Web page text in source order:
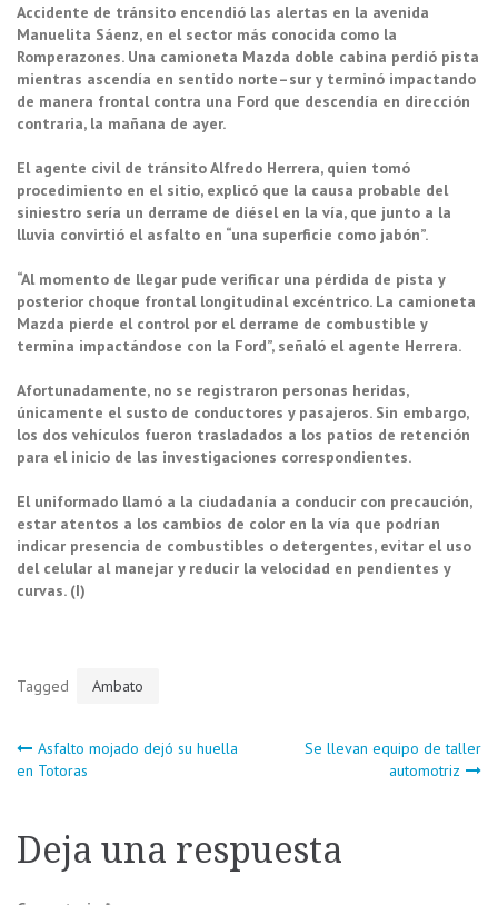
Accidente de tránsito encendió las alertas en la avenida
Manuelita Sáenz, en el sector más conocida como la
Romperazones. Una camioneta Mazda doble cabina perdió pista
mientras ascendía en sentido norte–sur y terminó impactando
de manera frontal contra una Ford que descendía en dirección
contraria, la mañana de ayer.
El agente civil de tránsito Alfredo Herrera, quien tomó
procedimiento en el sitio, explicó que la causa probable del
siniestro sería un derrame de diésel en la vía, que junto a la
lluvia convirtió el asfalto en “una superficie como jabón”.
“Al momento de llegar pude verificar una pérdida de pista y
posterior choque frontal longitudinal excéntrico. La camioneta
Mazda pierde el control por el derrame de combustible y
termina impactándose con la Ford”, señaló el agente Herrera.
Afortunadamente, no se registraron personas heridas,
únicamente el susto de conductores y pasajeros. Sin embargo,
los dos vehículos fueron trasladados a los patios de retención
para el inicio de las investigaciones correspondientes.
El uniformado llamó a la ciudadanía a conducir con precaución,
estar atentos a los cambios de color en la vía que podrían
indicar presencia de combustibles o detergentes, evitar el uso
del celular al manejar y reducir la velocidad en pendientes y
curvas. (I)
Tagged Ambato
Navegación
entradas
Asfalto mojado dejó su huella
en Totoras
Se llevan equipo de taller
automotriz
Deja una respuesta